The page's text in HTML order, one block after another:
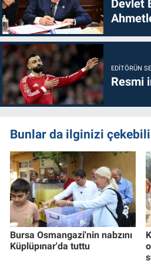
Devlet
EDITÖRÜN
Resmi
Bunlar da ilginizi
Bursa Osmangazi'nin nabzını
Küplüpınar'da tuttu